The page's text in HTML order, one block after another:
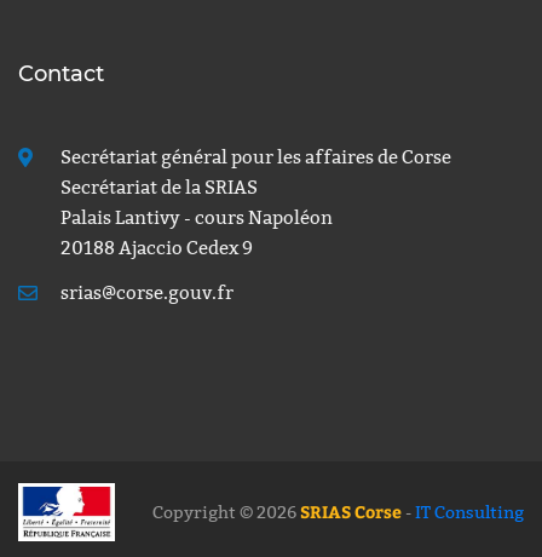
Contact
Secrétariat général pour les affaires de Corse
Secrétariat de la SRIAS
Palais Lantivy - cours Napoléon
20188 Ajaccio Cedex 9
srias@corse.gouv.fr
Copyright © 2026SRIAS Corse -IT Consulting